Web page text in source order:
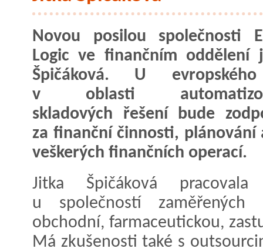
Novou posilou společnosti
Logic ve finančním oddělení
Špičáková. U
v oblasti
skladových řešení bude
za finanční činnosti, plánování
veškerých finančních operací.
Jitka Špičáková
u společností zaměřených
obchodní, farmaceutickou,
Má zkušenosti také s